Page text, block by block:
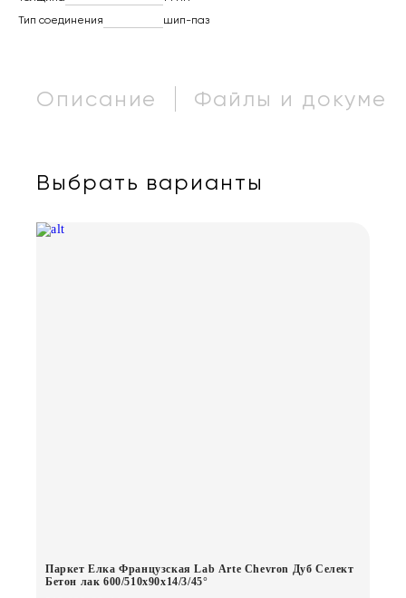
Тип соединения
шип-паз
Описание Файлы и
Выбрать варианты
Паркет Елка Французская Lab Arte Chevron Дуб Селект
Бетон лак 600/510х90х14/3/45°